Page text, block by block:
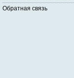
Обратная связь